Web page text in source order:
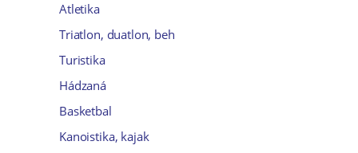
Atletika
Triatlon, duatlon, beh
Turistika
Hádzaná
Basketbal
Kanoistika, kajak